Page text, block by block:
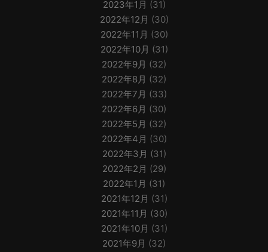
2023年1月 (31)
2022年12月 (30)
2022年11月 (30)
2022年10月 (31)
2022年9月 (32)
2022年8月 (32)
2022年7月 (33)
2022年6月 (30)
2022年5月 (32)
2022年4月 (30)
2022年3月 (31)
2022年2月 (29)
2022年1月 (31)
2021年12月 (31)
2021年11月 (30)
2021年10月 (31)
2021年9月 (32)